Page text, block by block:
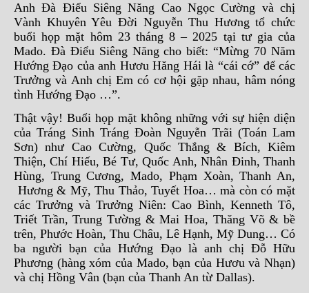
Anh Đà Điểu Siêng Năng Cao Ngọc Cường và chị
Vành Khuyên Yêu Đời Nguyễn Thu Hương tổ chức
buổi họp mặt hôm 23 tháng 8 – 2025 tại tư gia của
Mado. Đà Điểu Siêng Năng cho biết: “Mừng 70 Năm
Hướng Đạo của anh Hươu Hăng Hái là “cái cớ” để các
Trưởng và Anh chị Em có cơ hội gặp nhau, hâm nóng
tình Hướng Đạo …”.
Thật vậy! Buổi họp mặt không những với sự hiện diện
của Tráng Sinh Tráng Đoàn Nguyễn Trãi (Toán Lam
Sơn) như Cao Cường, Quốc Thắng & Bích, Kiêm
Thiện, Chí Hiếu, Bé Tư, Quốc Anh, Nhân Đinh, Thanh
Hùng, Trung Cương, Mado, Phạm Xoàn, Thanh An,
Hương & Mỹ, Thu Thảo, Tuyết Hoa… mà còn có mặt
các Trưởng và Trưởng Niên: Cao Bình, Kenneth Tô,
Triết Trần, Trung Tường & Mai Hoa, Thăng Võ & bề
trên, Phước Hoàn, Thu Châu, Lê Hạnh, Mỹ Dung… Có
ba người bạn của Hướng Đạo là anh chị Đỗ Hữu
Phương (hàng xóm của Mado, bạn của Hươu và Nhạn)
và chị Hồng Vân (bạn của Thanh An từ Dallas).